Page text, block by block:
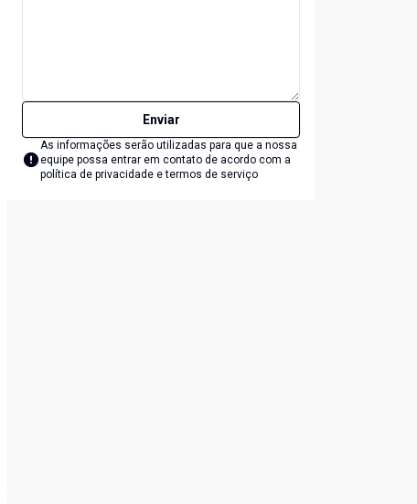
Enviar
As informações serão utilizadas para que a nossa
equipe possa entrar em contato de acordo com a
política de privacidade e termos de serviço